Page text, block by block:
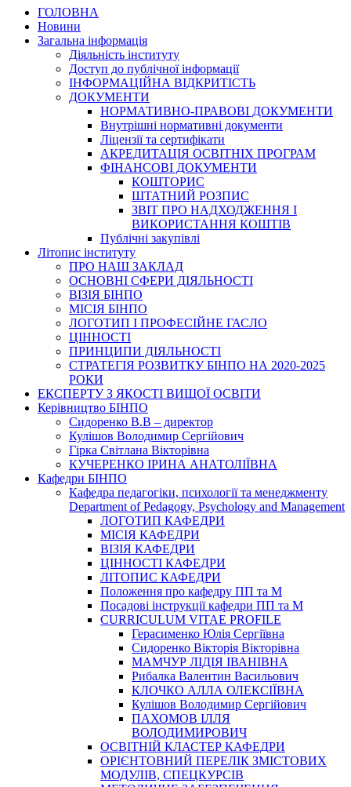
ГОЛОВНА
Новини
Загальна інформація
Діяльність інституту
Доступ до публічної інформації
ІНФОРМАЦІЙНА ВІДКРИТІСТЬ
ДОКУМЕНТИ
НОРМАТИВНО-ПРАВОВІ ДОКУМЕНТИ
Внутрішні нормативні документи
Ліцензії та сертифікати
АКРЕДИТАЦІЯ ОСВІТНІХ ПРОГРАМ
ФІНАНСОВІ ДОКУМЕНТИ
КОШТОРИС
ШТАТНИЙ РОЗПИС
ЗВІТ ПРО НАДХОДЖЕННЯ І
ВИКОРИСТАННЯ КОШТІВ
Публічні закупівлі
Літопис інституту
ПРО НАШ ЗАКЛАД
ОСНОВНІ СФЕРИ ДІЯЛЬНОСТІ
ВІЗІЯ БІНПО
МІСІЯ БІНПО
ЛОГОТИП І ПРОФЕСІЙНЕ ГАСЛО
ЦІННОСТІ
ПРИНЦИПИ ДІЯЛЬНОСТІ
СТРАТЕГІЯ РОЗВИТКУ БІНПО НА 2020-2025
РОКИ
ЕКСПЕРТУ З ЯКОСТІ ВИЩОЇ ОСВІТИ
Керівництво БІНПО
Сидоренко В.В – директор
Кулішов Володимир Сергійович
Гірка Світлана Вікторівна
КУЧЕРЕНКО ІРИНА АНАТОЛІЇВНА
Кафедри БІНПО
Кафедра педагогіки, психології та менеджменту
Department of Pedagogy, Psychology and Management
ЛОГОТИП КАФЕДРИ
МІСІЯ КАФЕДРИ
ВІЗІЯ КАФЕДРИ
ЦІННОСТІ КАФЕДРИ
ЛІТОПИС КАФЕДРИ
Положення про кафедру ПП та М
Посадові інструкції кафедри ПП та М
CURRICULUM VITAE PROFILE
Герасименко Юлія Сергіївна
Сидоренко Вікторія Вікторівна
МАМЧУР ЛІДІЯ ІВАНІВНА
Рибалка Валентин Васильович
КЛОЧКО АЛЛА ОЛЕКСІЇВНА
Кулішов Володимир Сергійович
ПАХОМОВ ІЛЛЯ
ВОЛОДИМИРОВИЧ
ОСВІТНІЙ КЛАСТЕР КАФЕДРИ
ОРІЄНТОВНИЙ ПЕРЕЛІК ЗМІСТОВИХ
МОДУЛІВ, СПЕЦКУРСІВ